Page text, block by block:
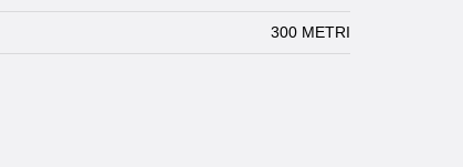
300 METRI